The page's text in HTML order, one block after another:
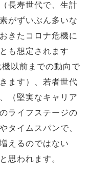
長寿世代で、生計
がずいぶん多いな
きたコロナ危機に
も想定されます
以前までの動向で
ます）、若者世代
（堅実なキャリア
ライフステージの
タイムスパンで、
えるのではない
思われます。